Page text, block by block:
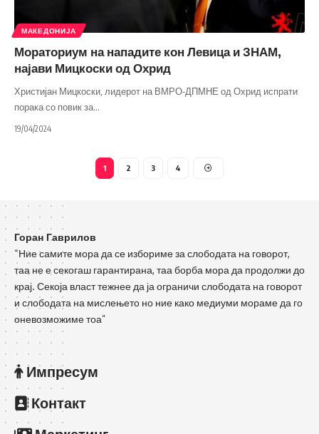
МАКЕДОНИЈА
Мораториум на нападите кон Левица и ЗНАМ,
најави Мицкоски од Охрид
Христијан Мицкоски, лидерот на ВМРО-ДПМНЕ од Охрид испрати
порака со повик за…
19/04/2024
1 2 3 4
Горан Гаврилов
“Ние самите мора да се избориме за слободата на говорот,
таа не е секогаш гарантирана, таа борба мора да продолжи до
крај. Секоја власт тежнее да ја ограничи слободата на говорот
и слободата на мислењето но ние како медиуми мораме да го
оневозможиме тоа”
Импресум
Контакт